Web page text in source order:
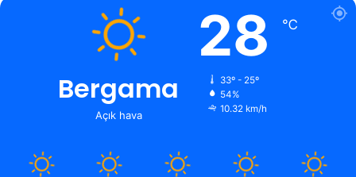
Bergama
Açık hava
28 ℃
33º - 25º
54%
10.32 km/h